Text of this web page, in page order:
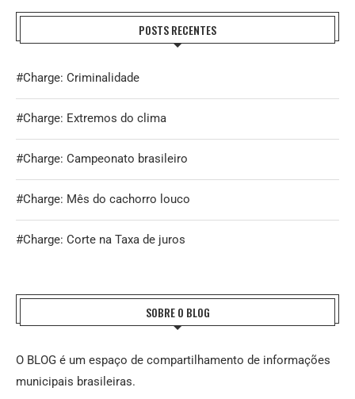
POSTS RECENTES
#Charge: Criminalidade
#Charge: Extremos do clima
#Charge: Campeonato brasileiro
#Charge: Mês do cachorro louco
#Charge: Corte na Taxa de juros
SOBRE O BLOG
O BLOG é um espaço de compartilhamento de informações
municipais brasileiras.